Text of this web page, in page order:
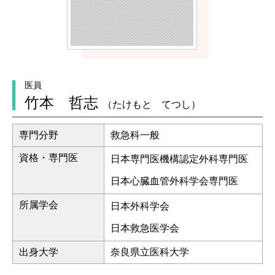
医員
竹本 哲志 （たけもと てつし）
専門分野 救急科一般
資格・専門医 日本専門医機構認定外科専門医
日本心臓血管外科学会専門医
所属学会 日本外科学会
日本救急医学会
出身大学 奈良県立医科大学